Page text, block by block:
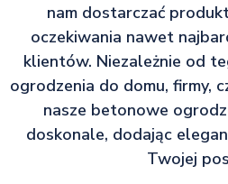
nam dostarczać
oczekiwania nawet
klientów. Niezależnie od
ogrodzenia do domu, firmy,
nasze betonowe
doskonale, dodając
Twojej